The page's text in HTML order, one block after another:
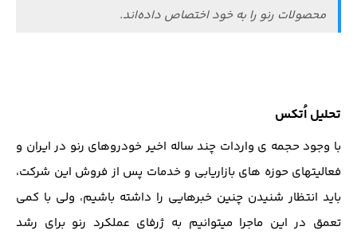
محصولات رنو را به خود اختصاص داده‌اند.
تحلیل اُتکس
با وجود حجمه‎ ی واردات چند ساله اخیر خودروهای رنو در ایران و
فعالیتهای حوزه های بازاریابی و خدمات پس از فروش این شرکت،
باید انتظار شنیدن چنین خبرهایی را داشته باشیم، ولی با کمی
تعمق در این ماجرا میتوانیم به ژرفای عملکرد رنو برای رشد